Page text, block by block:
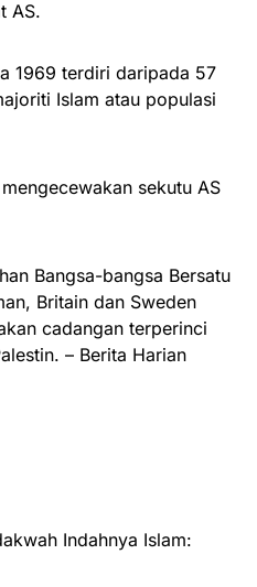
AS.
1969 terdiri daripada 57
Islam atau populasi
sekutu AS
Bangsa-bangsa Bersatu
Britain dan Sweden
cadangan terperinci
– Berita Harian
Indahnya Islam: